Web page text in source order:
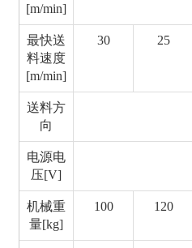
[m/min]
最快送
料速度
[m/min]
30 25
送料方
向
电源电
压[V]
机械重
量[kg]
100 120